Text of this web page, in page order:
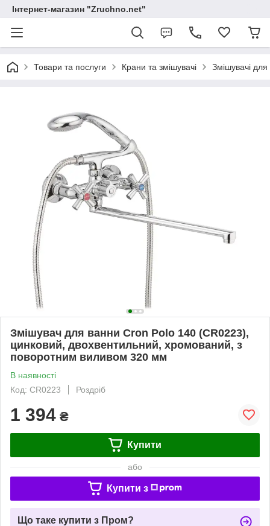
Інтернет-магазин "Zruchno.net"
Товари та послуги Крани та змішувачі Змішувачі для
Змішувач для ванни Cron Polo 140 (CR0223),
цинковий, двохвентильний, хромований, з
поворотним виливом 320 мм
В наявності
Код: CR0223
Роздріб
1 394 ₴
Купити
або
Купити з
Що таке купити з Пром?